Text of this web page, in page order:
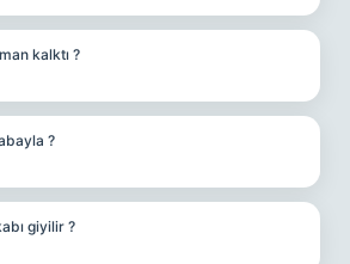
kalktı ?
?
giyilir ?